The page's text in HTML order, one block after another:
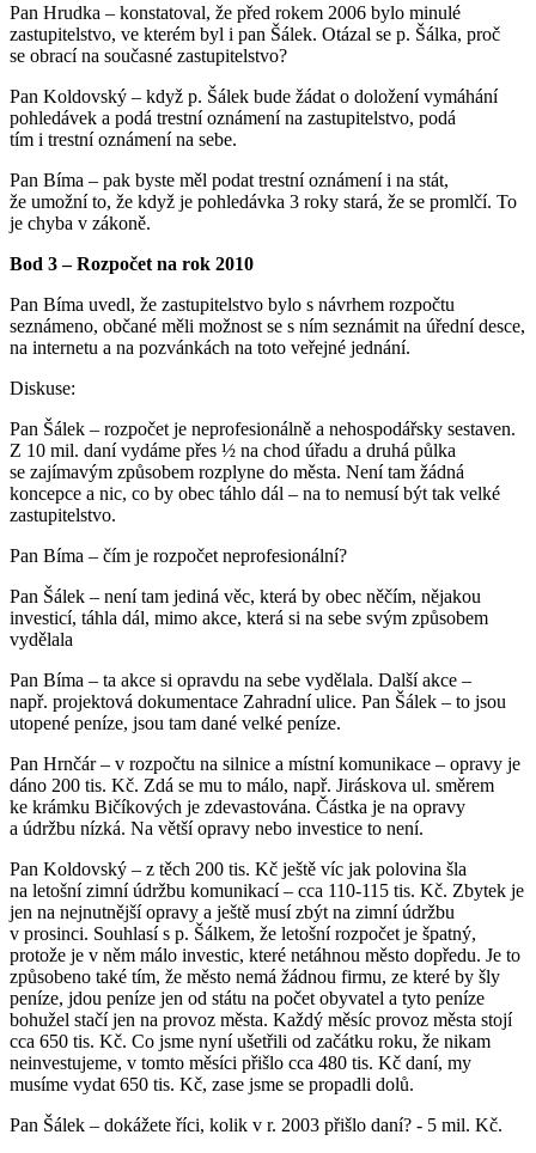
Pan Hrudka – konstatoval, že před rokem 2006 bylo minulé
zastupitelstvo, ve kterém byl i pan Šálek. Otázal se p. Šálka, proč
se obrací na současné zastupitelstvo?
Pan Koldovský – když p. Šálek bude žádat o doložení vymáhání
pohledávek a podá trestní oznámení na zastupitelstvo, podá
tím i trestní oznámení na sebe.
Pan Bíma – pak byste měl podat trestní oznámení i na stát,
že umožní to, že když je pohledávka 3 roky stará, že se promlčí. To
je chyba v zákoně.
Bod 3 – Rozpočet na rok 2010
Pan Bíma uvedl, že zastupitelstvo bylo s návrhem rozpočtu
seznámeno, občané měli možnost se s ním seznámit na úřední desce,
na internetu a na pozvánkách na toto veřejné jednání.
Diskuse:
Pan Šálek – rozpočet je neprofesionálně a nehospodářsky sestaven.
Z 10 mil. daní vydáme přes ½ na chod úřadu a druhá půlka
se zajímavým způsobem rozplyne do města. Není tam žádná
koncepce a nic, co by obec táhlo dál – na to nemusí být tak velké
zastupitelstvo.
Pan Bíma – čím je rozpočet neprofesionální?
Pan Šálek – není tam jediná věc, která by obec něčím, nějakou
investicí, táhla dál, mimo akce, která si na sebe svým způsobem
vydělala
Pan Bíma – ta akce si opravdu na sebe vydělala. Další akce –
např. projektová dokumentace Zahradní ulice. Pan Šálek – to jsou
utopené peníze, jsou tam dané velké peníze.
Pan Hrnčár – v rozpočtu na silnice a místní komunikace – opravy je
dáno 200 tis. Kč. Zdá se mu to málo, např. Jiráskova ul. směrem
ke krámku Bičíkových je zdevastována. Částka je na opravy
a údržbu nízká. Na větší opravy nebo investice to není.
Pan Koldovský – z těch 200 tis. Kč ještě víc jak polovina šla
na letošní zimní údržbu komunikací – cca 110-115 tis. Kč. Zbytek je
jen na nejnutnější opravy a ještě musí zbýt na zimní údržbu
v prosinci. Souhlasí s p. Šálkem, že letošní rozpočet je špatný,
protože je v něm málo investic, které netáhnou město dopředu. Je to
způsobeno také tím, že město nemá žádnou firmu, ze které by šly
peníze, jdou peníze jen od státu na počet obyvatel a tyto peníze
bohužel stačí jen na provoz města. Každý měsíc provoz města stojí
cca 650 tis. Kč. Co jsme nyní ušetřili od začátku roku, že nikam
neinvestujeme, v tomto měsíci přišlo cca 480 tis. Kč daní, my
musíme vydat 650 tis. Kč, zase jsme se propadli dolů.
Pan Šálek – dokážete říci, kolik v r. 2003 přišlo daní? - 5 mil. Kč.